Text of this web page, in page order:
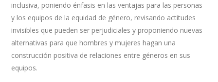
inclusiva, poniendo énfasis en las ventajas para las personas
y los equipos de la equidad de género, revisando actitudes
invisibles que pueden ser perjudiciales y proponiendo nuevas
alternativas para que hombres y mujeres hagan una
construcción positiva de relaciones entre géneros en sus
equipos.